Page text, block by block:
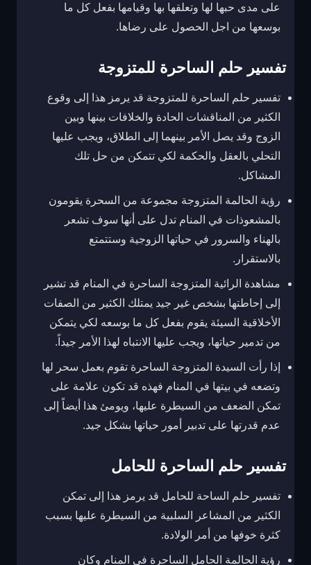
على مدى حبها لها وتعلقها بها وقيامها بفعل كل ما
بوسعها من اجل الحصول على رضاها.
تفسير حلم الساحرة للمتزوجة
تفسير حلم الساحرة للمتزوجة قد يرمز هذا إلى وقوع
الكثير من المناقشات الحادة والخلافات بينها وبين
الزوج وقد يصل الأمر بينهما إلى الطلاق، ويجب عليها
التحلي بالعقل والحكمة لكي تتمكن من حل تلك
المشاكل.
رؤية الحالمة المتزوجة مجموعة من السحرة يقومون
بالمشعوذات في المنام تدل على أنها سوف تشعر
بالهناء والسرور في حياتها الزوجية وستتمتع
بالاستقرار.
مشاهدة الرائية المتزوجة الساحرة في المنام قد تشير
إلى إحاطتها بشخص غير جيد يمتلك الكثير من الصفات
الأخلاقية السيئة يقوم بفعل كل ما بوسعه لكي يتمكن
من تدمير حياتها، ويجب عليها الانتباه لهذا الأمر جيداً.
إذا رأت السيدة المتزوجة الساحرة تقوم بعمل سحر لها
وتضعه في بيتها في المنام فهذه قد تكون علامة على
تمكن الضعف من السيطرة عليها، ويومئ هذا أيضاً إلى
عدم قدرتها على تدبير أمور حياتها بشكل جيد.
تفسير حلم الساحرة للحامل
تفسير حلم الساحة للحامل قد يرمز هذا إلى تمكن
الكثير من المشاعر السلبية من السيطرة عليها بسبب
كثرة خوفها من أمر الولادة.
رؤية الحالمة الحامل الساحرة في المنام وكان